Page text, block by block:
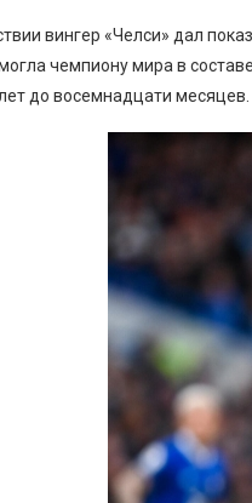
вингер «Челси» дал
чемпиону мира в
до восемнадцати месяцев.